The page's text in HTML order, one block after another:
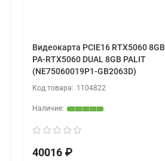
Видеокарта PCIE16 RTX5060 8GB
PA-RTX5060 DUAL 8GB PALIT
(NE75060019P1-GB2063D)
1104822
40016 ₽